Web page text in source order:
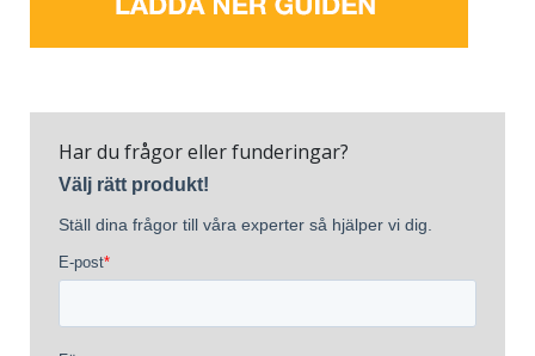
Har du frågor eller funderingar?